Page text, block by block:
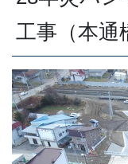
工事（本通